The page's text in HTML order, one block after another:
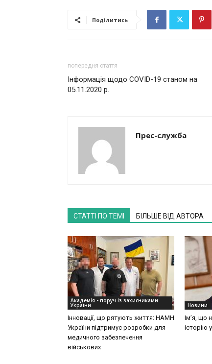
Поділитись
попередня стаття
Інформація щодо COVID-19 станом на
05.11.2020 р.
Прес-служба
СТАТТІ ПО ТЕМІ БІЛЬШЕ ВІД АВТОРА
Академія - поруч із захисниками
України
Інновації, що рятують життя: НАМН
України підтримує розробки для
медичного забезпечення
військових
Новини
Ім’я, що
історію